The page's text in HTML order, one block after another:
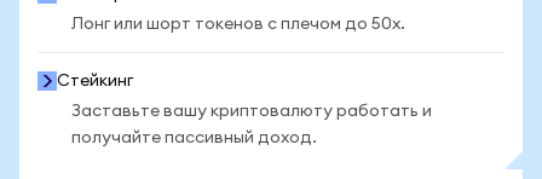
Лонг или шорт токенов с плечом до 50x.
Стейкинг
Заставьте вашу криптовалюту работать и
получайте пассивный доход.